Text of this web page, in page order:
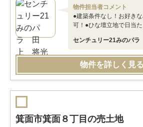
物件担当者コメント
●建築条件なし！お好き
可！●ひな壇立地で日当
センチュリー21みのパ
物件を詳しく見る
箕面市箕面８丁目の売土地